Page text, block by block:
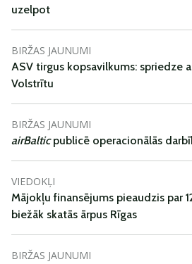
uzelpot
BIRŽAS JAUNUMI
ASV tirgus kopsavilkums: spriedze
Volstrītu
BIRŽAS JAUNUMI
airBalticpublicē operacionālās
VIEDOKĻI
Mājokļu finansējums pieaudzis par
biežāk skatās ārpus Rīgas
BIRŽAS JAUNUMI